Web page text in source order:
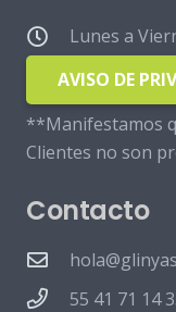
Lunes a
AVISO DE
**Manifestamos
Clientes no son
Contacto
55 41 71 14